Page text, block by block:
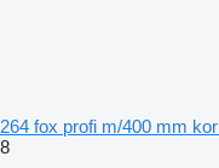
264 fox profi m/400 mm
8